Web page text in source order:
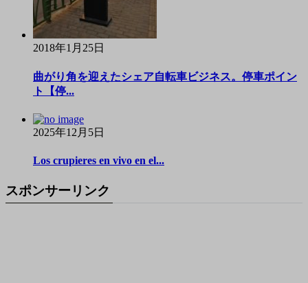
2018年1月25日
曲がり角を迎えたシェア自転車ビジネス。停車ポイン
ト【停...
2025年12月5日
Los crupieres en vivo en el...
スポンサーリンク